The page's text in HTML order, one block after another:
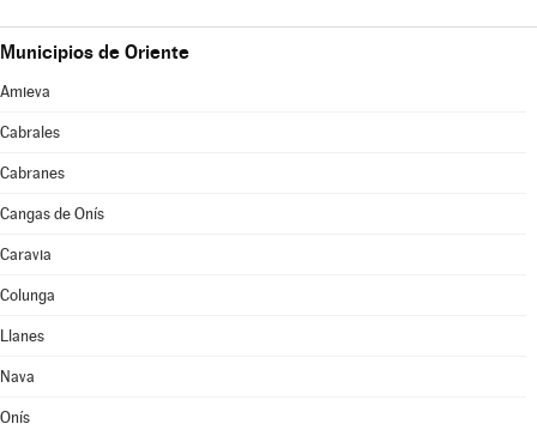
Municipios de Oriente
Amieva
Cabrales
Cabranes
Cangas de Onís
Caravia
Colunga
Llanes
Nava
Onís